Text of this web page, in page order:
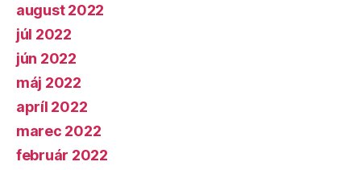
august 2022
júl 2022
jún 2022
máj 2022
apríl 2022
marec 2022
február 2022